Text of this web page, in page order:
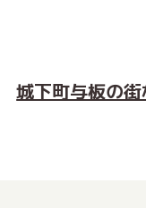
城下町与板の街